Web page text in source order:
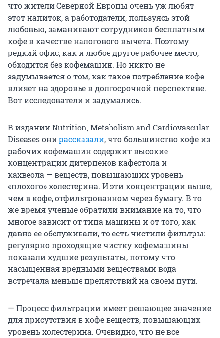
что жители Северной Европы очень уж любят
этот напиток, а работодатели, пользуясь этой
любовью, заманивают сотрудников бесплатным
кофе в качестве налогового вычета. Поэтому
редкий офис, как и любое другое рабочее место,
обходится без кофемашин. Но никто не
задумывается о том, как такое потребление кофе
влияет на здоровье в долгосрочной перспективе.
Вот исследователи и задумались.
В издании Nutrition, Metabolism and Cardiovascular
Diseases онирассказали, что большинство кофе из
рабочих кофемашин содержит высокие
концентрации дитерпенов кафестола и
кахвеола — веществ, повышающих уровень
«плохого» холестерина. И эти концентрации выше,
чем в кофе, отфильтрованном через бумагу. В то
же время ученые обратили внимание на то, что
многое зависит от типа машины и от того, как
давно ее обслуживали, то есть чистили фильтры:
регулярно проходящие чистку кофемашины
показали худшие результаты, потому что
насыщенная вредными веществами вода
встречала меньше препятствий на своем пути.
— Процесс фильтрации имеет решающее значение
для присутствия в кофе веществ, повышающих
уровень холестерина. Очевидно, что не все